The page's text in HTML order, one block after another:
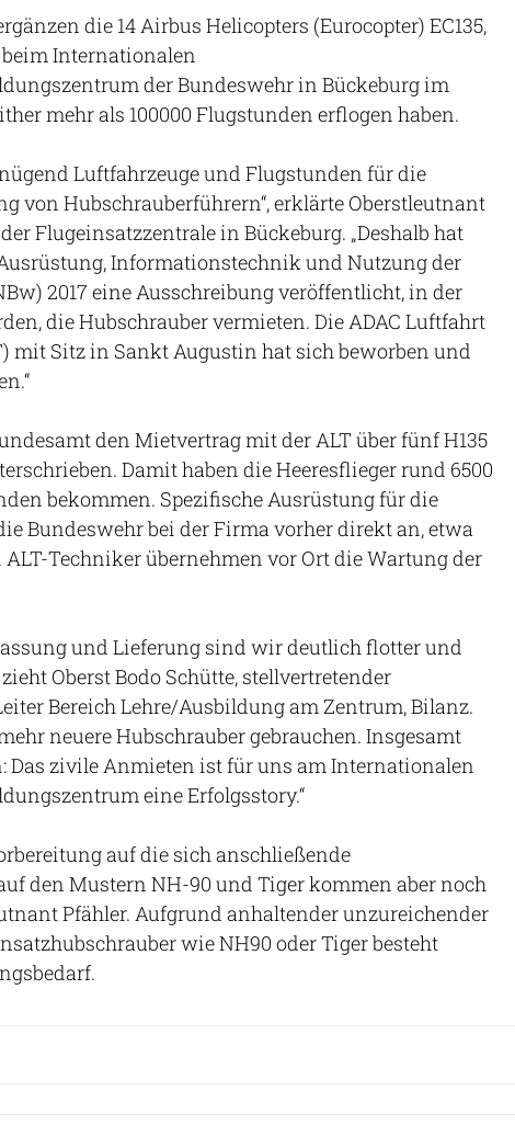
die 14 Airbus Helicopters (Eurocopter) EC135,
Internationalen
der Bundeswehr in Bückeburg im
mehr als 100000 Flugstunden erflogen haben.
Luftfahrzeuge und Flugstunden für die
von Hubschrauberführern“, erklärte Oberstleutnant
Flugeinsatzzentrale in Bückeburg. „Deshalb hat
Informationstechnik und Nutzung der
2017 eine Ausschreibung veröffentlicht, in der
die Hubschrauber vermieten. Die ADAC Luftfahrt
mit Sitz in Sankt Augustin hat sich beworben und
den Mietvertrag mit der ALT über fünf H135
Damit haben die Heeresflieger rund 6500
bekommen. Spezifische Ausrüstung für die
Bundeswehr bei der Firma vorher direkt an, etwa
Techniker übernehmen vor Ort die Wartung der
und Lieferung sind wir deutlich flotter und
Oberst Bodo Schütte, stellvertretender
Bereich Lehre/Ausbildung am Zentrum, Bilanz.
neuere Hubschrauber gebrauchen. Insgesamt
Das zivile Anmieten ist für uns am Internationalen
eine Erfolgsstory.“
auf die sich anschließende
den Mustern NH-90 und Tiger kommen aber noch
Pfähler. Aufgrund anhaltender unzureichender
wie NH90 oder Tiger besteht